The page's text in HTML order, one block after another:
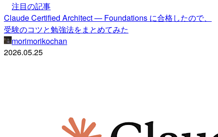
注目の記事
Claude Certified Architect — Foundations に合格したので、
受験のコツと勉強法をまとめてみた
morimorikochan
2026.05.25